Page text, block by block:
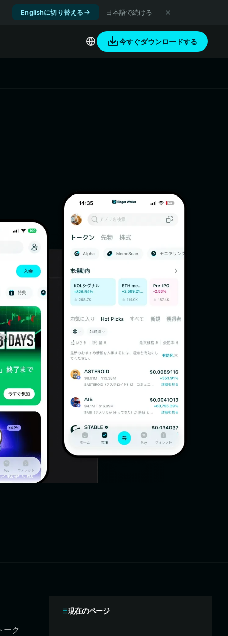
Englishに切り替える 日本語で続ける
今すぐダウンロードする
ク
現在のページ